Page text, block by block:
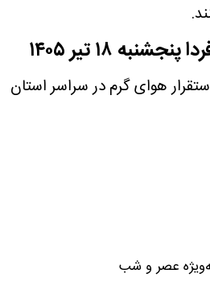
۱۸ تیر ۱۴۰۵
هوای گرم در سراسر استان
عصر و شب